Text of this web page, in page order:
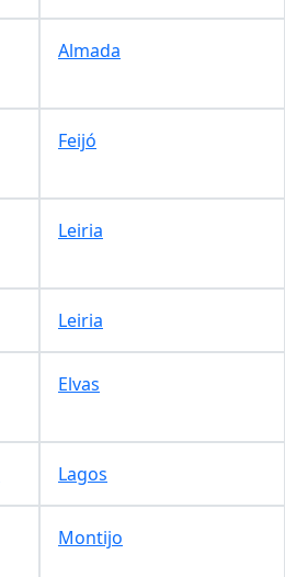
Almada
Feijó
Leiria
Leiria
Elvas
Lagos
Montijo